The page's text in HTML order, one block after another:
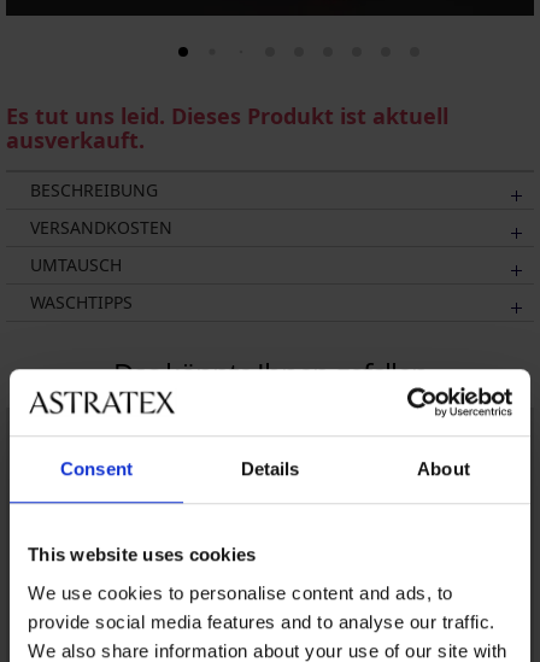
Consent Details About
This website uses cookies
We use cookies to personalise content and ads, to
provide social media features and to analyse our traffic.
We also share information about your use of our site with
Es tut uns leid. Dieses Produkt ist aktuell
ausverkauft.
BESCHREIBUNG
VERSANDKOSTEN
UMTAUSCH
WASCHTIPPS
Das könnte Ihnen gefallen